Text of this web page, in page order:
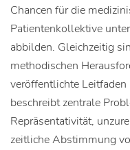
Chancen für die
Patientenkollektive
abbilden. Gleichzeitig
methodischen
veröffentlichte
beschreibt zentrale
Repräsentativität,
zeitliche Abstimmung